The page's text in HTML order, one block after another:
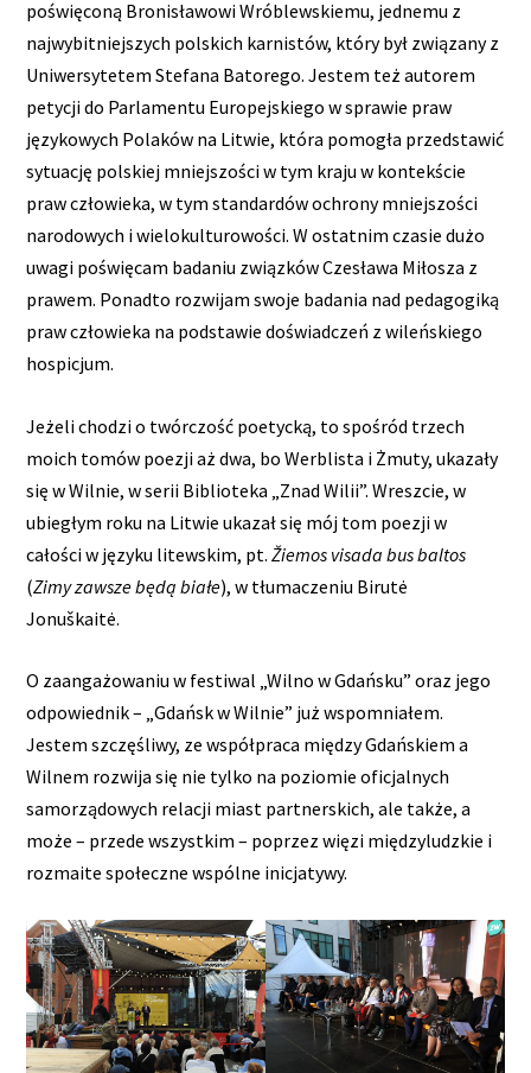
poświęconą Bronisławowi Wróblewskiemu, jednemu z
najwybitniejszych polskich karnistów, który był związany z
Uniwersytetem Stefana Batorego. Jestem też autorem
petycji do Parlamentu Europejskiego w sprawie praw
językowych Polaków na Litwie, która pomogła przedstawić
sytuację polskiej mniejszości w tym kraju w kontekście
praw człowieka, w tym standardów ochrony mniejszości
narodowych i wielokulturowości. W ostatnim czasie dużo
uwagi poświęcam badaniu związków Czesława Miłosza z
prawem. Ponadto rozwijam swoje badania nad pedagogiką
praw człowieka na podstawie doświadczeń z wileńskiego
hospicjum.
Jeżeli chodzi o twórczość poetycką, to spośród trzech
moich tomów poezji aż dwa, bo Werblista i Żmuty, ukazały
się w Wilnie, w serii Biblioteka „Znad Wilii”. Wreszcie, w
ubiegłym roku na Litwie ukazał się mój tom poezji w
całości w języku litewskim, pt.Žiemos visada bus baltos
(Zimy zawsze będą białe), w tłumaczeniu Birutė
Jonuškaitė.
O zaangażowaniu w festiwal „Wilno w Gdańsku” oraz jego
odpowiednik – „Gdańsk w Wilnie” już wspomniałem.
Jestem szczęśliwy, ze współpraca między Gdańskiem a
Wilnem rozwija się nie tylko na poziomie oficjalnych
samorządowych relacji miast partnerskich, ale także, a
może – przede wszystkim – poprzez więzi międzyludzkie i
rozmaite społeczne wspólne inicjatywy.